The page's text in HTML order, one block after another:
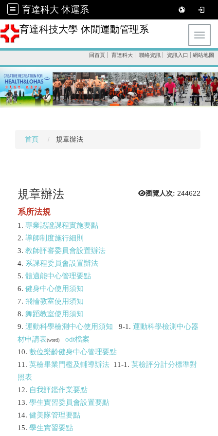
育達科大 休運系
育達科技大學 休閒運動管理系
回首頁 育達科大 聯絡資訊 資訊入口 網站地圖
首頁 規章辦法
瀏覽人次: 244622
規章辦法
系所法規
1. 專業認證課程實施要點
2. 導師制度施行細則
3. 教師評審委員會設置辦法
4. 系課程委員會設置辦法
5. 體適能中心管理要點
6. 健身中心使用須知
7. 飛輪教室使用須知
8. 舞蹈教室使用須知
9. 運動科學檢測中心使用須知 9-1. 運動科學檢測中心器
材申請表(word) odt檔案
10. 數位樂齡健身中心管理要點
11. 英檢畢業門檻及輔導辦法 11-1. 英檢評分計分標準對
照表
12. 自我評鑑作業要點
13. 學生實習委員會設置要點
14. 健美隊管理要點
15. 學生實習要點